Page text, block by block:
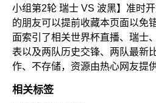
小组第2轮 瑞士 VS 波黑】准时
的朋友可以提前收藏本页面以免
面索引了相关世界杯直播、瑞士
表以及两队历史交锋、两队最新
作、不存储，资源由热心网友提
相关标签